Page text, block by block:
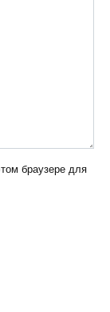
браузере для